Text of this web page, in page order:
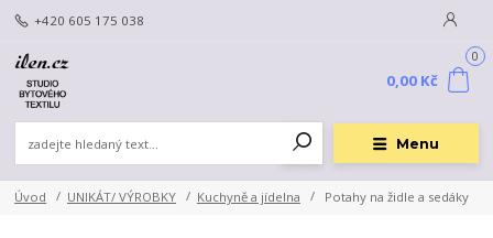
Menu
+420 605 175 038
0
0,00 Kč
Úvod UNIKÁT/ VÝROBKY Kuchyně a jídelna Potahy na židle a sedáky